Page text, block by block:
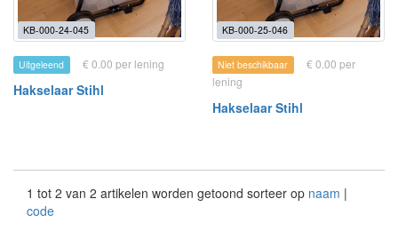
KB-000-24-045
Uitgeleend € 0.00 per lening
Hakselaar Stihl
KB-000-25-046
Niet beschikbaar
€ 0.00 per
lening
Hakselaar Stihl
1 tot 2 van 2 artikelen worden getoond sorteer op naam |
code